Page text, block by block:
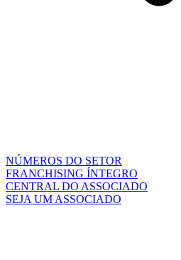
NÚMEROS DO SETOR
FRANCHISING ÍNTEGRO
CENTRAL DO ASSOCIADO
SEJA UM ASSOCIADO